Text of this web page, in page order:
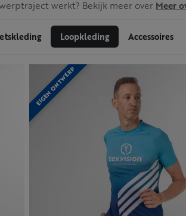
werkt? Bekijk meer over Meer
Loopkleding Accessoires
EIGEN ONTWERP